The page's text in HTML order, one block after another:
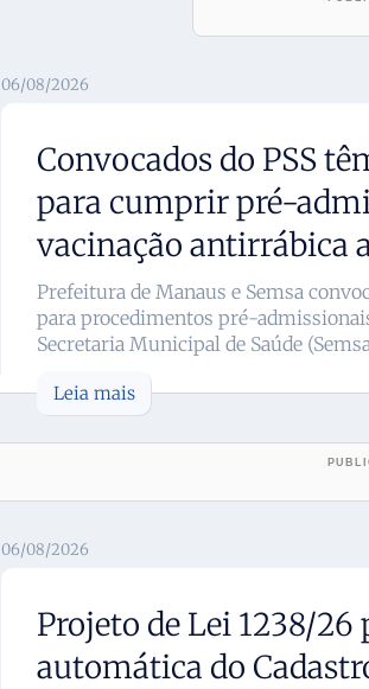
06/08/2026
Convocados do PSS
para cumprir pré-
vacinação antirrábica
Prefeitura de Manaus e Semsa
para procedimentos pré-
Secretaria Municipal de Saúde
Leia mais
06/08/2026
Projeto de Lei 1238/
automática do